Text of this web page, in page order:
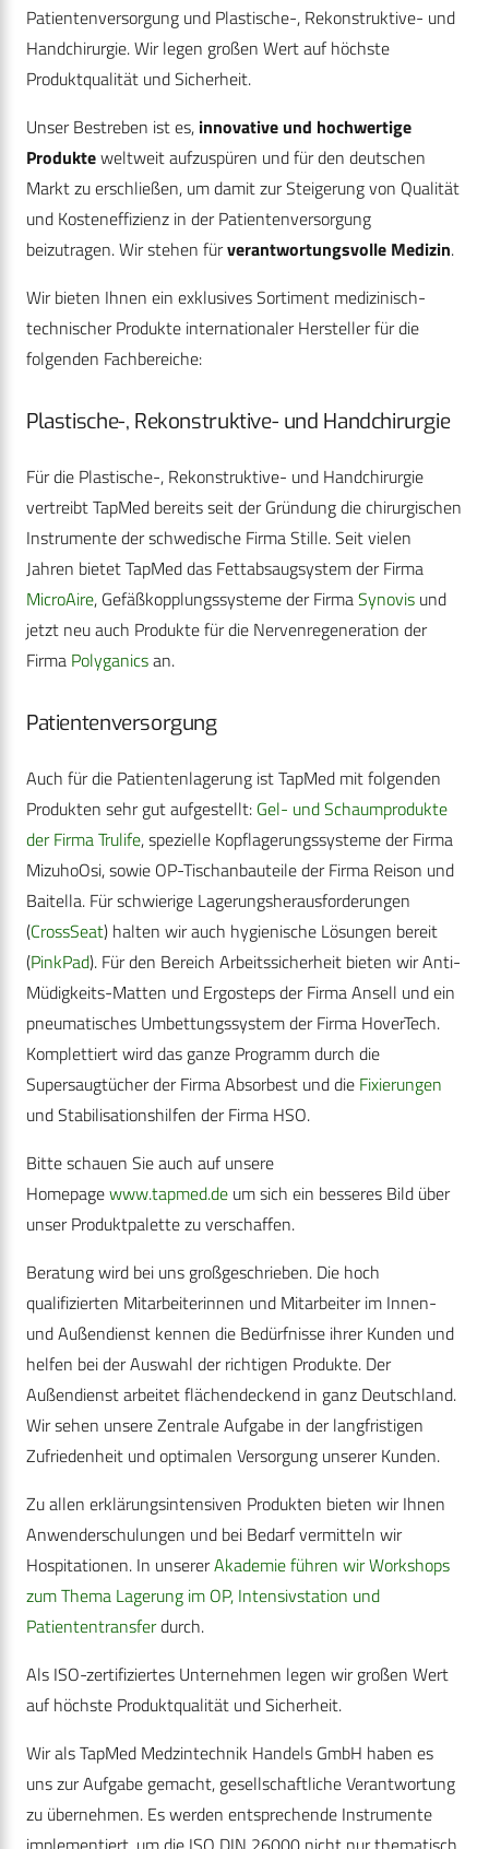
Patientenversorgung und Plastische-, Rekonstruktive- und
Handchirurgie. Wir legen großen Wert auf höchste
Produktqualität und Sicherheit.
Unser Bestreben ist es, innovative und hochwertige
Produkteweltweit aufzuspüren und für den deutschen
Markt zu erschließen, um damit zur Steigerung von Qualität
und Kosteneffizienz in der Patientenversorgung
beizutragen. Wir stehen fürverantwortungsvolle Medizin.
Wir bieten Ihnen ein exklusives Sortiment medizinisch-
technischer Produkte internationaler Hersteller für die
folgenden Fachbereiche:
Plastische-, Rekonstruktive- und Handchirurgie
Für die Plastische-, Rekonstruktive- und Handchirurgie
vertreibt TapMed bereits seit der Gründung die chirurgischen
Instrumente der schwedische Firma Stille. Seit vielen
Jahren bietet TapMed das Fettabsaugsystem der Firma
MicroAire, Gefäßkopplungssysteme der FirmaSynovis und
jetzt neu auch Produkte für die Nervenregeneration der
Firma Polyganicsan.
Patientenversorgung
Auch für die Patientenlagerung ist TapMed mit folgenden
Produkten sehr gut aufgestellt: Gel- und Schaumprodukte
der Firma Trulife, spezielle Kopflagerungssysteme der Firma
MizuhoOsi, sowie OP-Tischanbauteile der Firma Reison und
Baitella. Für schwierige Lagerungsherausforderungen
(CrossSeat) halten wir auch hygienische Lösungen bereit
(PinkPad). Für den Bereich Arbeitssicherheit bieten wir Anti-
Müdigkeits-Matten und Ergosteps der Firma Ansell und ein
pneumatisches Umbettungssystem der Firma HoverTech.
Komplettiert wird das ganze Programm durch die
Supersaugtücher der Firma Absorbest und die Fixierungen
und Stabilisationshilfen der Firma HSO.
Bitte schauen Sie auch auf unsere
Homepagewww.tapmed.de um sich ein besseres Bild über
unser Produktpalette zu verschaffen.
Beratung wird bei uns großgeschrieben. Die hoch
qualifizierten Mitarbeiterinnen und Mitarbeiter im Innen-
und Außendienst kennen die Bedürfnisse ihrer Kunden und
helfen bei der Auswahl der richtigen Produkte. Der
Außendienst arbeitet flächendeckend in ganz Deutschland.
Wir sehen unsere Zentrale Aufgabe in der langfristigen
Zufriedenheit und optimalen Versorgung unserer Kunden.
Zu allen erklärungsintensiven Produkten bieten wir Ihnen
Anwenderschulungen und bei Bedarf vermitteln wir
Hospitationen. In unsererAkademie führen wir Workshops
zum Thema Lagerung im OP, Intensivstation und
Patiententransferdurch.
Als ISO-zertifiziertes Unternehmen legen wir großen Wert
auf höchste Produktqualität und Sicherheit.
Wir als TapMed Medzintechnik Handels GmbH haben es
uns zur Aufgabe gemacht, gesellschaftliche Verantwortung
zu übernehmen. Es werden entsprechende Instrumente